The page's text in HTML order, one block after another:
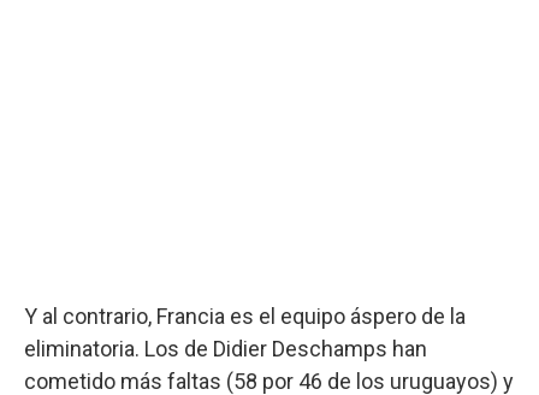
Y al contrario, Francia es el equipo áspero de la
eliminatoria. Los de Didier Deschamps han
cometido más faltas (58 por 46 de los uruguayos) y